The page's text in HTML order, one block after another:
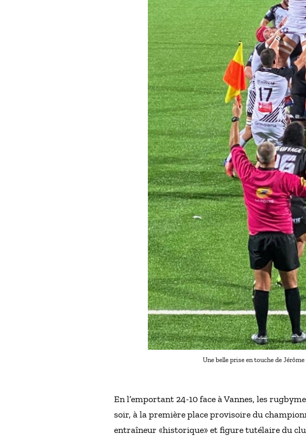
Une belle prise en touche de
En l’emportant 24-10 face à Vannes, les
soir, à la première place provisoire du
entraîneur «historique» et figure tutélaire du